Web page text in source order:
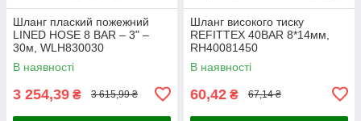
Шланг плаский пожежний
LINED HOSE 8 BAR – 3" –
30м, WLH830030
В наявності
3 254,39 ₴ 3 615,99 ₴
Шланг високого тиску
REFITTEX 40BAR 8*14мм,
RH40081450
В наявності
60,42 ₴ 67,14 ₴